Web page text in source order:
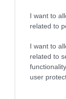
I want to
related to
I want to
related to
user
A